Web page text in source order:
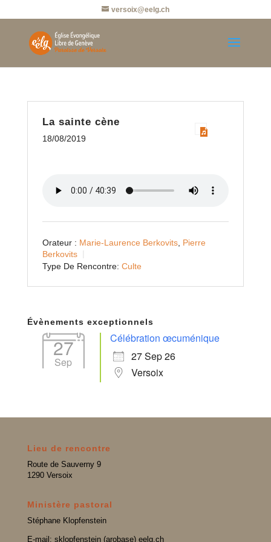
versoix@eelg.ch
La sainte cène
18/08/2019
Orateur : Marie-Laurence Berkovits, Pierre
Berkovits
Type De Rencontre: Culte
Évènements exceptionnels
27
Sep
Célébration œcuménique
27 Sep 26
Versoix
Lieu de rencontre
Route de Sauverny 9
1290 Versoix
Ministère pastoral
Stéphane Klopfenstein
E-mail: sklopfenstein (arobase) eelg.ch